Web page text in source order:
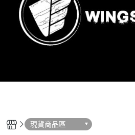
現貨商品區